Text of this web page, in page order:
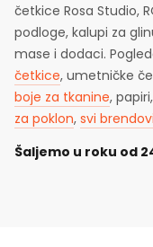
četkice Rosa Studio,
podloge, kalupi za
mase i dodaci.
četkice, umetničke
boje za tkanine,
za poklon, svi brendovi
Šaljemo u roku od